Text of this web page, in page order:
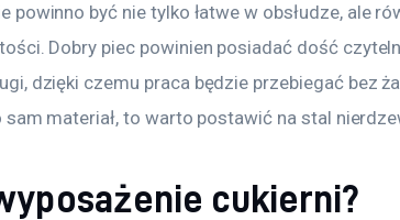
powinno być nie tylko łatwe w obsłudze, ale
Dobry piec powinien posiadać dość
dzięki czemu praca będzie przebiegać bez
sam materiał, to warto postawić na stal
cukierni?